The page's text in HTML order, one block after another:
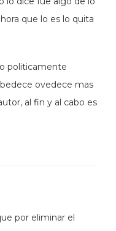
que lo es lo quita
politicamente
ovedece mas
al fin y al cabo es
por eliminar el